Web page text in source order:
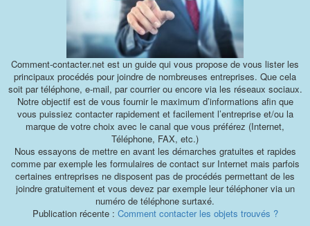
Comment-contacter.net est un guide qui vous propose de vous lister les
principaux procédés pour joindre de nombreuses entreprises. Que cela
soit par téléphone, e-mail, par courrier ou encore via les réseaux sociaux.
Notre objectif est de vous fournir le maximum d’informations afin que
vous puissiez contacter rapidement et facilement l’entreprise et/ou la
marque de votre choix avec le canal que vous préférez (Internet,
Téléphone, FAX, etc.)
Nous essayons de mettre en avant les démarches gratuites et rapides
comme par exemple les formulaires de contact sur Internet mais parfois
certaines entreprises ne disposent pas de procédés permettant de les
joindre gratuitement et vous devez par exemple leur téléphoner via un
numéro de téléphone surtaxé.
Publication récente : Comment contacter les objets trouvés ?